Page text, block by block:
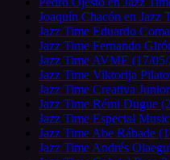
Joaquín Chacón en Jazz
Jazz Time Eduardo
Jazz Time Fernando
Jazz Time AVME (17/
Jazz Time Viktorija
Jazz Time Creativa
Jazz Time Rémi Dugue
Jazz Time Especial
Jazz Time Abe Rábade
Jazz Time Andrés